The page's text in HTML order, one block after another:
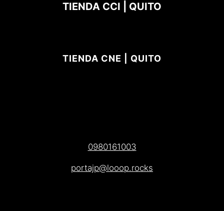
TIENDA CCI | QUITO
TIENDA CNE | QUITO
0980161003
portajp@looop.rocks